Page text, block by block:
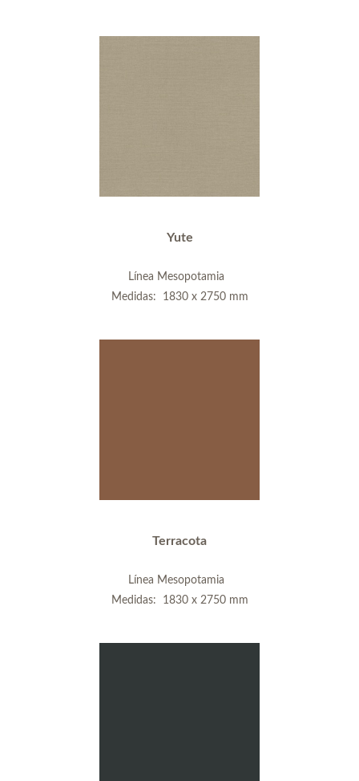
Yute
Línea Mesopotamia
Medidas: 1830 x 2750 mm
Terracota
Línea Mesopotamia
Medidas: 1830 x 2750 mm